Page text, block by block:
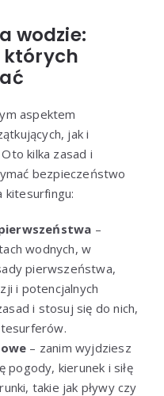
wodzie:
których
aspektem
jak i
kilka zasad i
bezpieczeństwo
kitesurfingu:
–
wodnych, w
pierwszeństwa,
i potencjalnych
i stosuj się do nich,
– zanim wyjdziesz
pogody, kierunek i siłę
takie jak pływy czy